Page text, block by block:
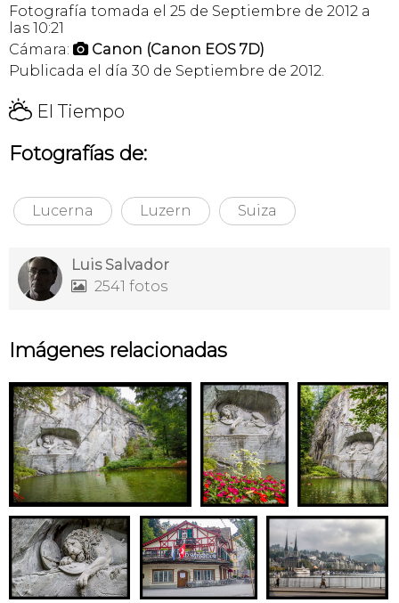
Fotografía tomada el 25 de Septiembre de 2012 a
las 10:21
Cámara:  Canon (Canon EOS 7D)
Publicada el día 30 de Septiembre de 2012.
H El Tiempo
Fotografías de:
Lucerna Luzern Suiza
Luis Salvador
 2541 fotos
Imágenes relacionadas